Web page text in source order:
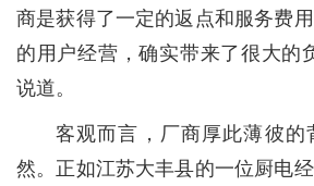
商是获得了一定的返点和服务费
的用户经营，确实带来了很大的
说道。
客观而言，厂商厚此薄彼的
然。正如江苏大丰县的一位厨电